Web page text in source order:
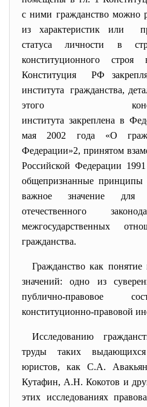
с ними гражданство можно
из характеристик или
статуса личности в
конституционного
Конституция РФ
института гражданства,
этого
института закреплена в
мая 2002 года «О
Федерации»2, принятом
Российской Федерации
общепризнанные принципы
важное значение для
отечественного
межгосударственных
гражданства.
Гражданство как
значений: одно из
публично-правовое
конституционно-правовой
Исследованию
труды таких
юристов, как С.А.
Кутафин, А.Н. Кокотов и
этих исследованиях